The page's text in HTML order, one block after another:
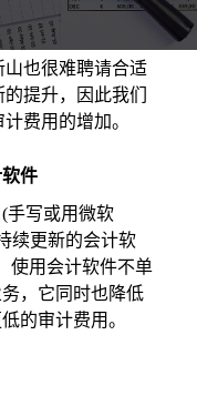
也很难聘请合适
提升，因此我们
费用的增加。
件
手写或用微软
续更新的会计软
使用会计软件不单
，它同时也降低
的审计费用。